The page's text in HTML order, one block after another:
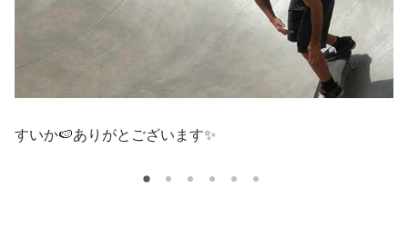
すいか🍉ありがとございます✨